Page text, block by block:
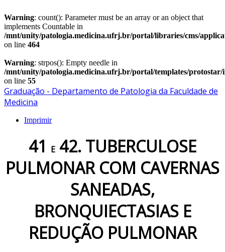
Warning: count(): Parameter must be an array or an object that
implements Countable in
/mnt/unity/patologia.medicina.ufrj.br/portal/libraries/cms/
on line 464
Warning: strpos(): Empty needle in
/mnt/unity/patologia.medicina.ufrj.br/portal/templates/protostar/
on line 55
Graduação - Departamento de Patologia da Faculdade de
Medicina
Imprimir
41 E 42. TUBERCULOSE
PULMONAR COM CAVERNAS
SANEADAS,
BRONQUIECTASIAS E
REDUÇÃO PULMONAR